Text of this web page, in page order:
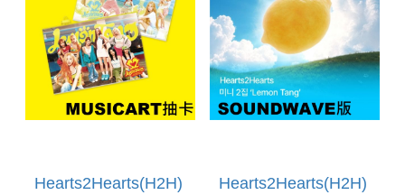
Hearts2Hearts(H2H)
Hearts2Hearts(H2H)